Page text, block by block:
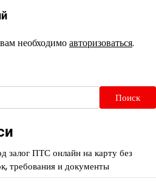
необходимоавторизоваться.
Поиск
залог ПТС онлайн на карту без
требования и документы